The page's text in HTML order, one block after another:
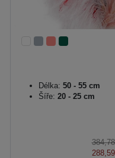
Délka: 50 - 55 cm
Šíře: 20 - 25 cm